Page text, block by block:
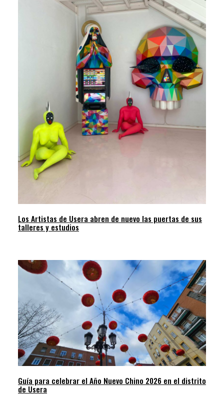
Los Artistas de Usera abren de nuevo las puertas de sus
talleres y estudios
Guía para celebrar el Año Nuevo Chino 2026 en el distrito
de Usera